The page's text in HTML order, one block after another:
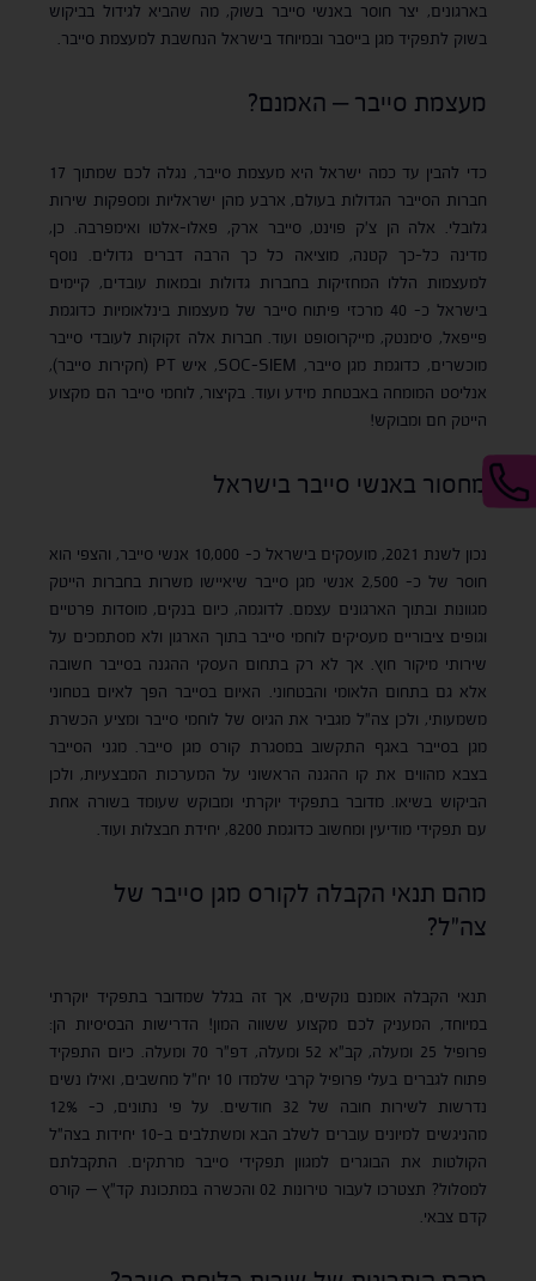
בארגונים, יצר חוסר באנשי סייבר בשוק, מה שהביא לגידול בביקוש
בשוק לתפקיד מגן בייסבר ובמיוחד בישראל הנחשבת למעצמת סייבר.
מעצמת סייבר – האמנם?
כדי להבין עד כמה ישראל היא מעצמת סייבר, נגלה לכם שמתוך 17
חברות הסייבר הגדולות בעולם, ארבע מהן ישראליות ומספקות שירות
גלובלי. אלה הן צ'ק פוינט, סייבר ארק, פאלו-אלטו ואימפרבה. כן,
מדינה כל-כך קטנה, מוציאה כל כך הרבה דברים גדולים. נוסף
למעצמות הללו המחזיקות בחברות גדולות ובמאות עובדים, קיימים
בישראל כ- 40 מרכזי פיתוח סייבר של מעצמות בינלאומיות כדוגמת
פייפאל, סימנטק, מייקרוסופט ועוד. חברות אלה זקוקות לעובדי סייבר
מוכשרים, כדוגמת מגן סייבר, SOC-SIEM, איש PT (חקירות סייבר),
אנליסט המומחה באבטחת מידע ועוד. בקיצור, לוחמי סייבר הם מקצוע
הייטק חם ומבוקש!
מחסור באנשי סייבר בישראל
נכון לשנת 2021, מועסקים בישראל כ- 10,000 אנשי סייבר, והצפי הוא
חוסר של כ- 2,500 אנשי מגן סייבר שיאיישו משרות בחברות הייטק
מגוונות ובתוך הארגונים עצמם. לדוגמה, כיום בנקים, מוסדות פרטיים
וגופים ציבוריים מעסיקים לוחמי סייבר בתוך הארגון ולא מסתמכים על
שירותי מיקור חוץ. אך לא רק בתחום העסקי ההגנה בסייבר חשובה
אלא גם בתחום הלאומי והבטחוני. האיום בסייבר הפך לאיום בטחוני
משמעותי, ולכן צה"ל מגביר את הגיוס של לוחמי סייבר ומציע הכשרת
מגן בסייבר באגף התקשוב במסגרת קורס מגן סייבר. מגני הסייבר
בצבא מהווים את קו ההגנה הראשוני על המערכות המבצעיות, ולכן
הביקוש בשיאו. מדובר בתפקיד יוקרתי ומבוקש שעומד בשורה אחת
עם תפקידי מודיעין ומחשוב כדוגמת 8200, יחידת חבצלות ועוד.
מהם תנאי הקבלה לקורס מגן סייבר של
צה"ל?
תנאי הקבלה אומנם נוקשים, אך זה בגלל שמדובר בתפקיד יוקרתי
במיוחד, המעניק לכם מקצוע ששווה המון! הדרישות הבסיסיות הן:
פרופיל 25 ומעלה, קב"א 52 ומעלה, דפ"ר 70 ומעלה. כיום התפקיד
פתוח לגברים בעלי פרופיל קרבי שלמדו 10 יח"ל מחשבים, ואילו נשים
נדרשות לשירות חובה של 32 חודשים. על פי נתונים, כ- 12%
מהניגשים למיונים עוברים לשלב הבא ומשתלבים ב-10 יחידות בצה"ל
הקולטות את הבוגרים למגוון תפקידי סייבר מרתקים. התקבלתם
למסלול? תצטרכו לעבור טירונות 02 והכשרה במתכונת קד"ץ – קורס
קדם צבאי.